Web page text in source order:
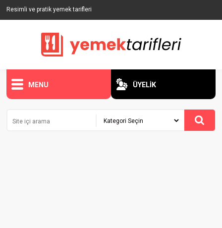
Resimli ve pratik yemek tarifleri
MENU ÜYELİK